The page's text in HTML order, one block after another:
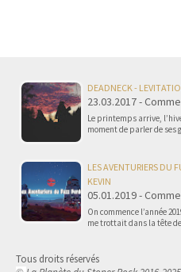
DEADNECK -
23.03.2017 -
Le printemps arrive,
moment de parler de ses
LES AVENTURIERS DU
KEVIN
05.01.2019 -
On commence l’année
me trottait dans la tête
Tous droits réservés